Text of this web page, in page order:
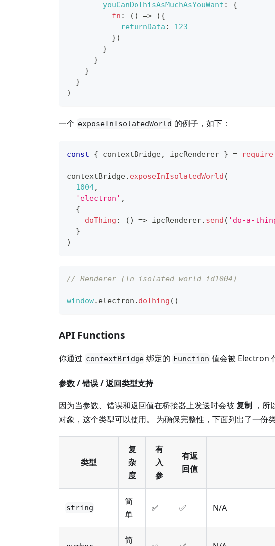
youCanDoThisAsMuchAsYouWant :
{
fn : ( ) => ({
returnData :
123
})
}
}
}
}
)
一个 exposeInIsolatedWorld 的例子，如下：
const { contextBridge, ipcRenderer } = require
contextBridge. exposeInIsolatedWorld (
1004,
'electron' ,
{
doThing : ( ) => ipcRenderer. send ( 'do-a-
}
)
// Renderer (In isolated world id1004)
window. electron . doThing ( )
API Functions
你通过 contextBridge 绑定的 Function 值会被 Electron
参数 / 错误 / 返回类型支持
因为当参数、错误和返回值在桥接器上发送时会被 复制 ，
对象，这个类型可以使用。 为确保完整性，下面列出了一份
类型
复
杂
度
有
入
参
有返
回值
string
简
单
✅ ✅ N/A
简